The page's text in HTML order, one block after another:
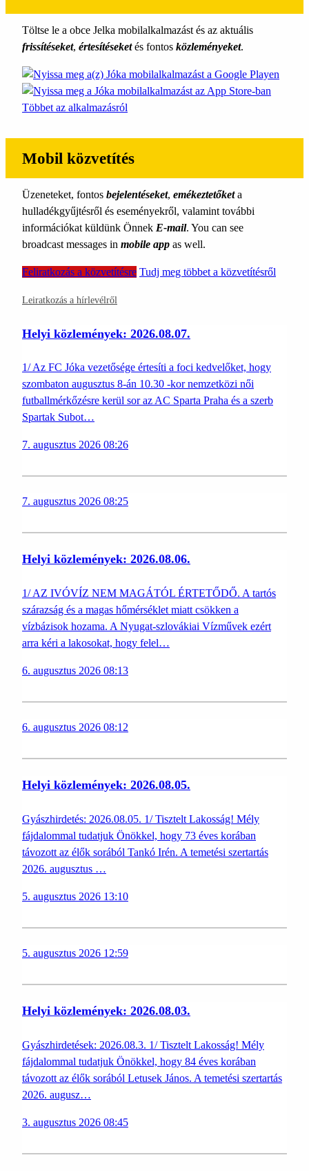
Töltse le a obce Jelka mobilalkalmazást és az aktuális
frissítéseket, értesítéseketés fontos közleményeket.
Többet az alkalmazásról
Mobil közvetítés
Üzeneteket, fontos bejelentéseket, emékeztetőketa
hulladékgyűjtésről és eseményekről, valamint további
információkat küldünk Önnek E-mail. You can see
broadcast messages in mobile app as well.
Feliratkozás a közvetítésre Tudj meg többet a közvetítésről
Leiratkozás a hírlevélről
Helyi közlemények: 2026.08.07.
1/ Az FC Jóka vezetősége értesíti a foci kedvelőket, hogy
szombaton augusztus 8-án 10.30 -kor nemzetközi női
futballmérkőzésre kerül sor az AC Sparta Praha és a szerb
Spartak Subot…
7. augusztus 2026 08:26
7. augusztus 2026 08:25
Helyi közlemények: 2026.08.06.
1/ AZ IVÓVÍZ NEM MAGÁTÓL ÉRTETŐDŐ. A tartós
szárazság és a magas hőmérséklet miatt csökken a
vízbázisok hozama. A Nyugat-szlovákiai Vízművek ezért
arra kéri a lakosokat, hogy felel…
6. augusztus 2026 08:13
6. augusztus 2026 08:12
Helyi közlemények: 2026.08.05.
Gyászhirdetés: 2026.08.05. 1/ Tisztelt Lakosság! Mély
fájdalommal tudatjuk Önökkel, hogy 73 éves korában
távozott az élők sorából Tankó Irén. A temetési szertartás
2026. augusztus …
5. augusztus 2026 13:10
5. augusztus 2026 12:59
Helyi közlemények: 2026.08.03.
Gyászhirdetések: 2026.08.3. 1/ Tisztelt Lakosság! Mély
fájdalommal tudatjuk Önökkel, hogy 84 éves korában
távozott az élők sorából Letusek János. A temetési szertartás
2026. augusz…
3. augusztus 2026 08:45